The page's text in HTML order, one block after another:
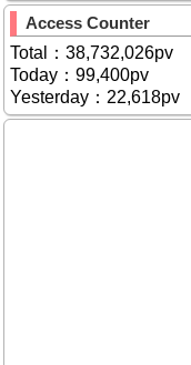
Access Counter
Total：38,732,026pv
Today：99,400pv
Yesterday：22,618pv